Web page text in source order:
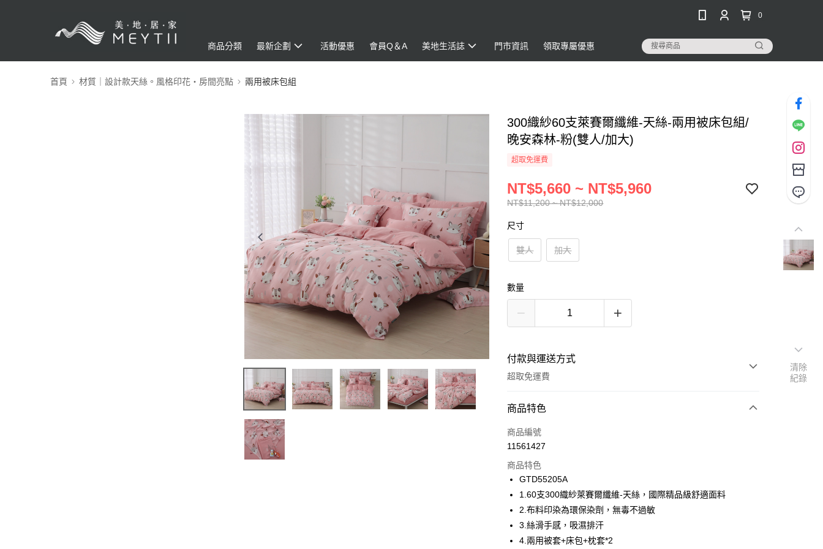
0
商品分類 最新企劃 活動優惠 會員Q＆A 美地生活誌 門市資訊 領取專屬優惠
首頁 材質｜設計款天絲。風格印花・房間亮點 兩用被床包組
300織紗60支萊賽爾纖維-天絲-兩用被床包組/
晚安森林-粉(雙人/加大)
超取免運費
NT$11,200 ~ NT$12,000
NT$5,660 ~ NT$5,960
尺寸
雙人 加大
數量
付款與運送方式
超取免運費
付款方式
信用卡一次付款
合作金庫商業銀行
第一商業銀行
華南商業銀行
彰化商業銀行
國泰世華商業銀行
臺灣中小企業銀行
超商取貨付款
Apple Pay
商品特色
商品編號
11561427
商品特色
GTD55205A
1.60支300織紗萊賽爾纖維-天絲，國際精品級舒適面料
2.布料印染為環保染劑，無毒不過敏
3.絲滑手感，吸濕排汗
4.兩用被套+床包+枕套*2
清除
紀錄